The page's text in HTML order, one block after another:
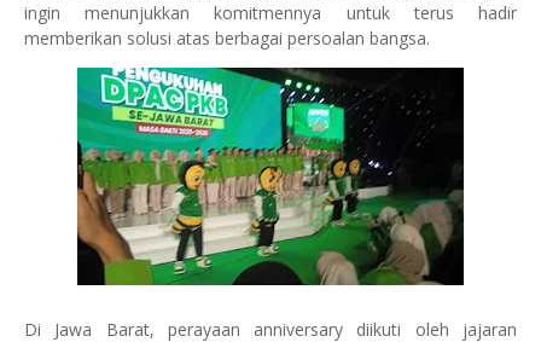
ingin menunjukkan komitmennya untuk terus hadir
memberikan solusi atas berbagai persoalan bangsa.
Di Jawa Barat, perayaan anniversary diikuti oleh jajaran